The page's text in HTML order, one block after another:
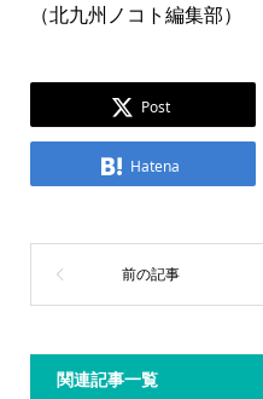
（北九州ノコト編集部）
Post
Hatena
関連記事一覧